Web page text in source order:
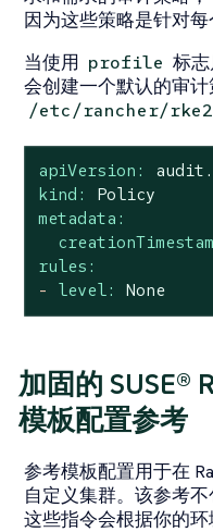
因为这些策略是针对每
当使用 profile 标志
会创建一个默认的审
/etc/rancher/
apiVersion:
kind:
Policy
metadata:
rules:
-
level: None
加固的 SUSE®
模板配置参考
参考模板配置用于在
自定义集群。该参考
这些指令会根据你的环